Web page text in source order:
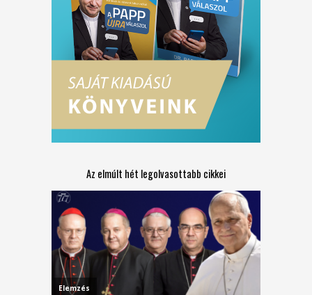
Az elmúlt hét legolvasottabb cikkei